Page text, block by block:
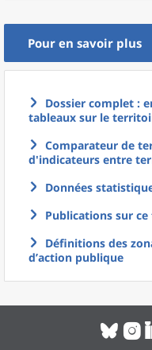
Pour en savoir plus
Dossier complet :
tableaux sur le
Comparateur de
d'indicateurs entre
Données
Publications sur
Définitions des
d’action publique